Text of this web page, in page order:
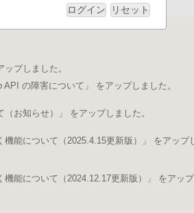
プしました。
の障害について」 をアップしました。
お知らせ）」 をアップしました。
機能について（2025.4.15更新版）」 をアップ
機能について（2024.12.17更新版）」 をアップ
ログイン リセット